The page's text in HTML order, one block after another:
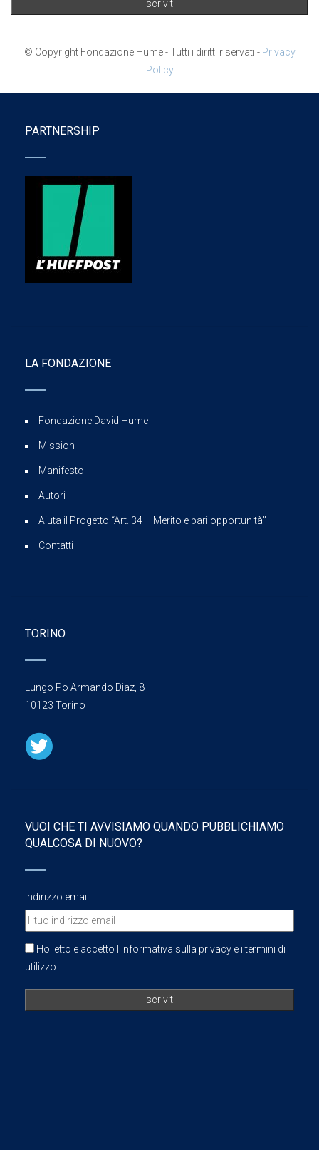
© Copyright Fondazione Hume - Tutti i diritti riservati - Privacy
Policy
PARTNERSHIP
LA FONDAZIONE
Fondazione David Hume
Mission
Manifesto
Autori
Aiuta il Progetto “Art. 34 – Merito e pari opportunità”
Contatti
TORINO
Lungo Po Armando Diaz, 8
10123 Torino
VUOI CHE TI AVVISIAMO QUANDO PUBBLICHIAMO
QUALCOSA DI NUOVO?
Indirizzo email:
Ho letto e accetto l'informativa sulla privacy e i termini di
utilizzo